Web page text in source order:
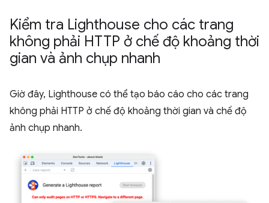
Kiểm tra Lighthouse cho các trang
không phải HTTP ở chế độ khoảng thời
gian và ảnh chụp nhanh
Giờ đây, Lighthouse có thể tạo báo cáo cho các trang
không phải HTTP ở chế độ khoảng thời gian và chế độ
ảnh chụp nhanh.